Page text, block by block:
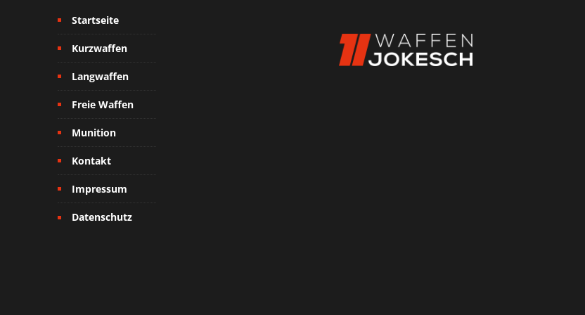
Startseite
Kurzwaffen
Langwaffen
Freie Waffen
Munition
Kontakt
Impressum
Datenschutz